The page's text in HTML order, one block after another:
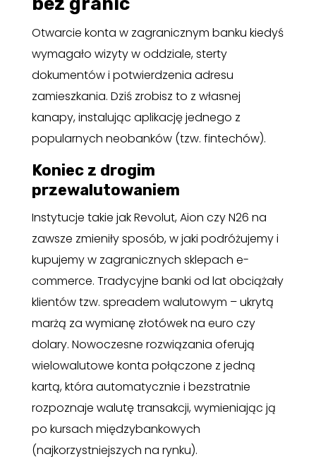
Otwarcie konta w zagranicznym banku kiedyś
wymagało wizyty w oddziale, sterty
dokumentów i potwierdzenia adresu
zamieszkania. Dziś zrobisz to z własnej
kanapy, instalując aplikację jednego z
popularnych neobanków (tzw. fintechów).
Koniec z drogim
przewalutowaniem
Instytucje takie jak Revolut, Aion czy N26 na
zawsze zmieniły sposób, w jaki podróżujemy i
kupujemy w zagranicznych sklepach e-
commerce. Tradycyjne banki od lat obciążały
klientów tzw. spreadem walutowym – ukrytą
marżą za wymianę złotówek na euro czy
dolary. Nowoczesne rozwiązania oferują
wielowalutowe konta połączone z jedną
kartą, która automatycznie i bezstratnie
rozpoznaje walutę transakcji, wymieniając ją
po kursach międzybankowych
(najkorzystniejszych na rynku).